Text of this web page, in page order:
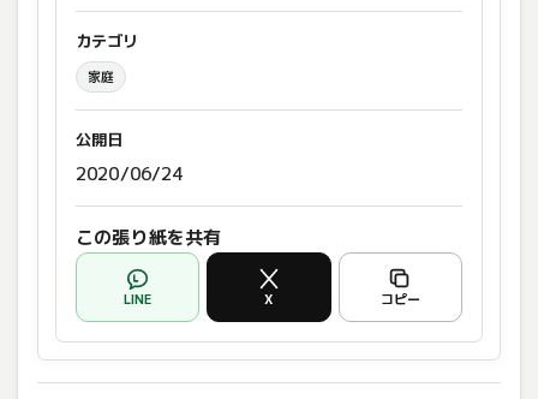
カテゴリ
家庭
公開日
2020/06/24
この張り紙を共有
LINE X コピー